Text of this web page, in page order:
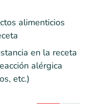
alimenticios
en la receta
alérgica
etc.)